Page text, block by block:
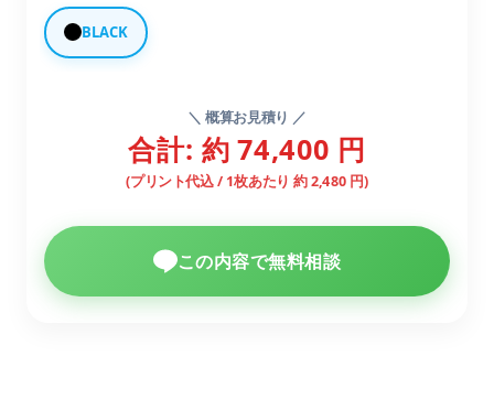
BLACK
＼ 概算お見積り ／
合計: 約 74,400 円
(プリント代込 / 1枚あたり 約 2,480 円)
この内容で無料相談